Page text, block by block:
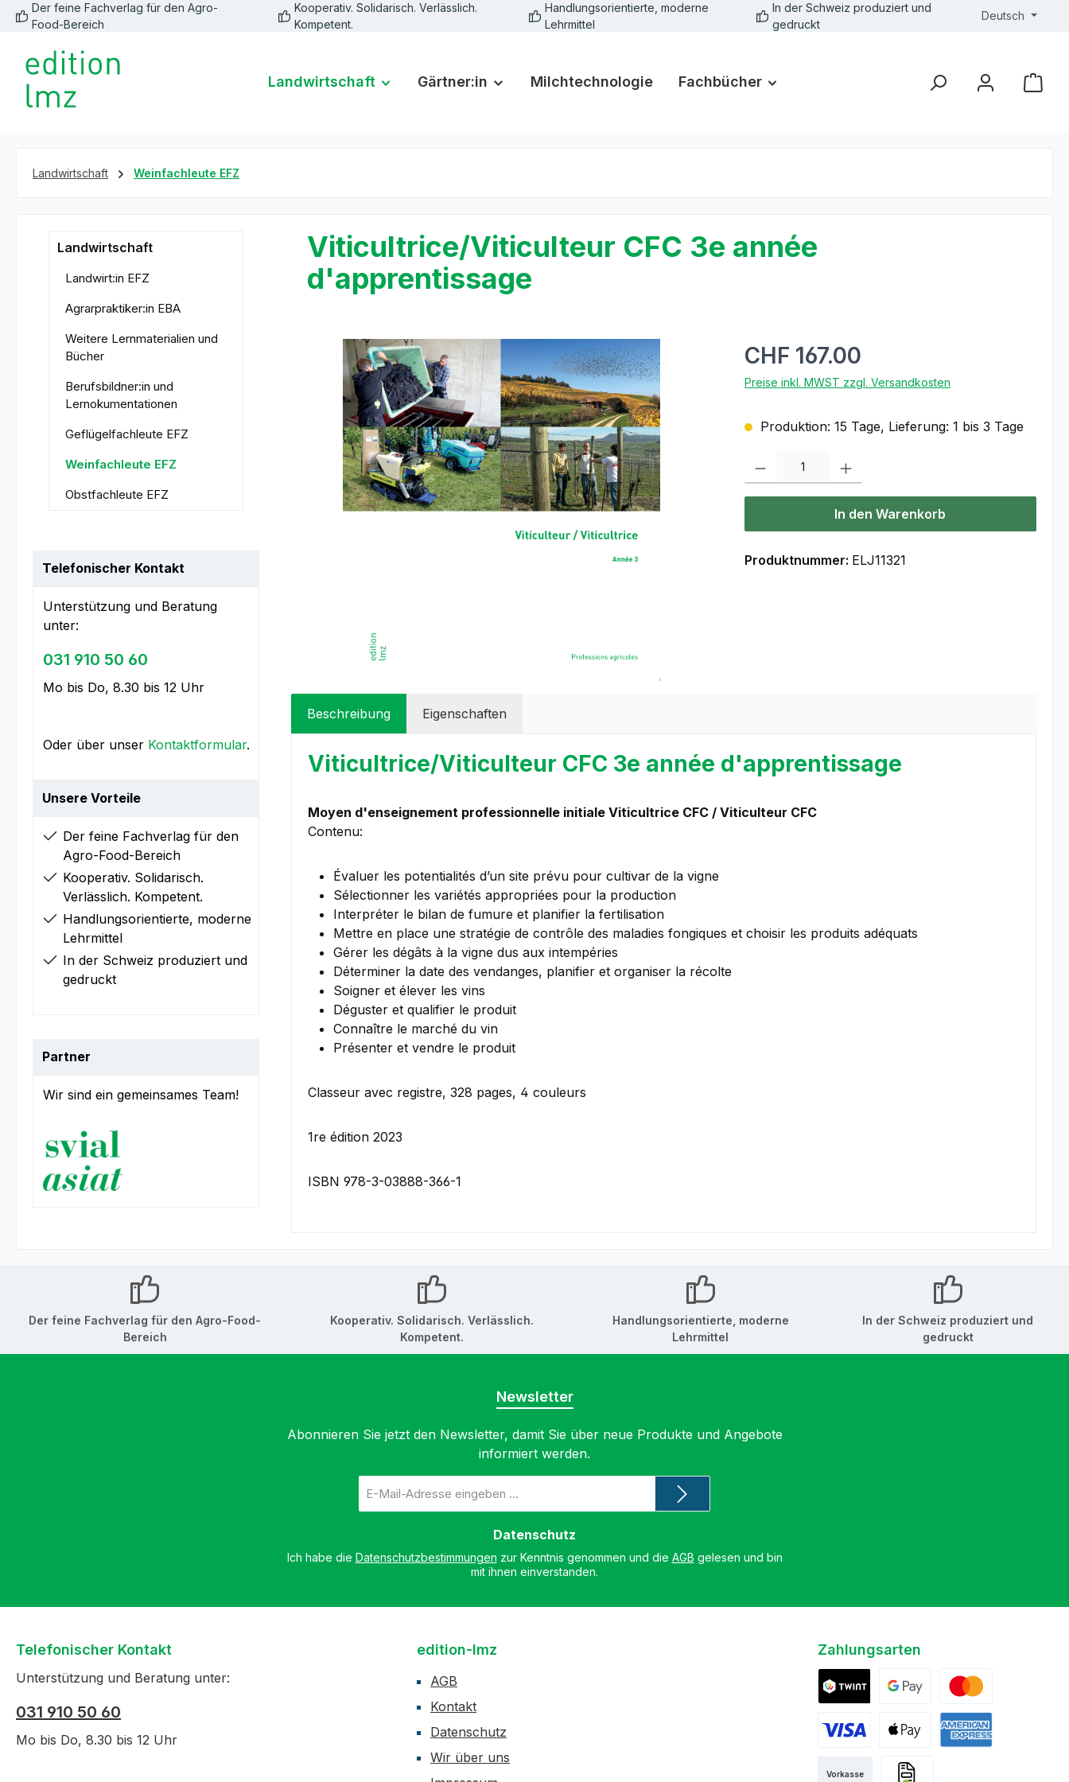
Zur Hauptnavigation springen
Der feine Fachverlag für den Agro-
Food-Bereich
Kooperativ. Solidarisch. Verlässlich.
Kompetent.
Handlungsorientierte, moderne
Lehrmittel
In der Schweiz produziert und
gedruckt
Deutsch
Landwirtschaft Gärtner:in Milchtechnologie Fachbücher
Landwirtschaft Weinfachleute EFZ
Landwirtschaft
Landwirt:in EFZ
Agrarpraktiker:in EBA
Weitere Lernmaterialien und
Bücher
Berufsbildner:in und
Lernokumentationen
Geflügelfachleute EFZ
Weinfachleute EFZ
Obstfachleute EFZ
Telefonischer Kontakt
Unterstützung und Beratung
unter:
031 910 50 60
Mo bis Do, 8.30 bis 12 Uhr
Oder über unser Kontaktformular.
Unsere Vorteile
Der feine Fachverlag für den
Agro-Food-Bereich
Kooperativ. Solidarisch.
Verlässlich. Kompetent.
Handlungsorientierte, moderne
Lehrmittel
In der Schweiz produziert und
gedruckt
Partner
Wir sind ein gemeinsames Team!
Viticultrice/Viticulteur CFC 3e année
d'apprentissage
Bildergalerie überspringen CHF 167.00
Preise inkl. MWST zzgl. Versandkosten
Produktion: 15 Tage, Lieferung: 1 bis 3 Tage
In den Warenkorb
Produktnummer: ELJ11321
Beschreibung Eigenschaften
Viticultrice/Viticulteur CFC 3e année d'apprentissage
Moyen d'enseignement professionnelle initiale Viticultrice CFC / Viticulteur CFC
Contenu:
Évaluer les potentialités d’un site prévu pour cultivar de la vigne
Sélectionner les variétés appropriées pour la production
Interpréter le bilan de fumure et planifier la fertilisation
Mettre en place une stratégie de contrôle des maladies fongiques et choisir les produits adéquats
Gérer les dégâts à la vigne dus aux intempéries
Déterminer la date des vendanges, planifier et organiser la récolte
Soigner et élever les vins
Déguster et qualifier le produit
Connaître le marché du vin
Présenter et vendre le produit
Classeur avec registre, 328 pages, 4 couleurs
1re édition 2023
ISBN 978-3-03888-366-1
Der feine Fachverlag für den Agro-Food-
Bereich
Kooperativ. Solidarisch. Verlässlich.
Kompetent.
Handlungsorientierte, moderne
Lehrmittel
In der Schweiz produziert und
gedruckt
Newsletter
Abonnieren Sie jetzt den Newsletter, damit Sie über neue Produkte und Angebote
informiert werden.
Mail-
Adresse
Datenschutz
Ich habe die Datenschutzbestimmungen zur Kenntnis genommen und die AGB gelesen und bin
mit ihnen einverstanden.
Telefonischer Kontakt
Unterstützung und Beratung unter:
031 910 50 60
Mo bis Do, 8.30 bis 12 Uhr
edition-lmz
AGB
Kontakt
Datenschutz
Wir über uns
Zahlungsarten
Google PayMastercard
Vorkasse